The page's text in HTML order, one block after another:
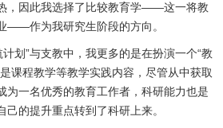
，因此我选择了比较教育学——这一将教
——作为我研究生阶段的方向。
划”与支教中，我更多的是在扮演一个“教
课程教学等教学实践内容，尽管从中获取
为一名优秀的教育工作者，科研能力也是
的提升重点转到了科研上来。